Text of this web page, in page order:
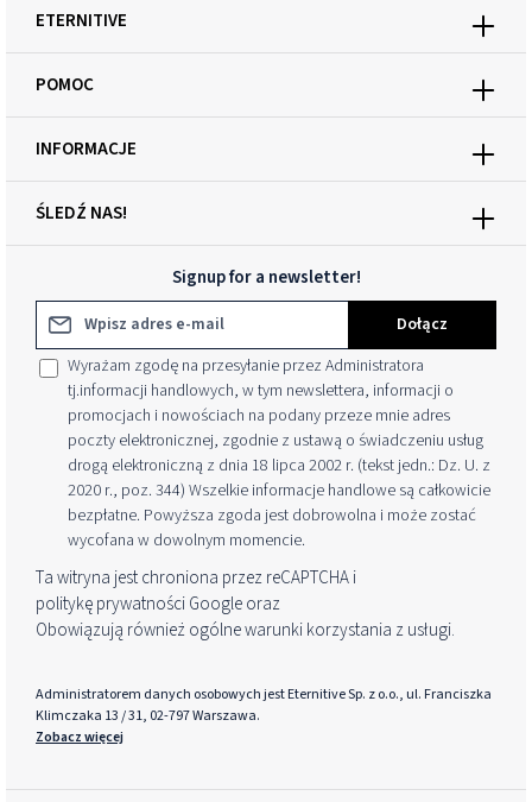
Signup for a newsletter!
Adres e-mail*
Dołącz
Wyrażam zgodę na przesyłanie przez Administratora
tj.informacji handlowych, w tym newslettera, informacji o
promocjach i nowościach na podany przeze mnie adres
poczty elektronicznej, zgodnie z ustawą o świadczeniu usług
drogą elektroniczną z dnia 18 lipca 2002 r. (tekst jedn.: Dz. U. z
2020 r., poz. 344) Wszelkie informacje handlowe są całkowicie
bezpłatne. Powyższa zgoda jest dobrowolna i może zostać
wycofana w dowolnym momencie.
Ta witryna jest chroniona przez reCAPTCHA i
politykę prywatnościGoogle oraz
Obowiązują również ogólne warunki korzystania z usługi.
Administratorem danych osobowych jest Eternitive Sp. z o.o., ul. Franciszka
Klimczaka 13 / 31, 02-797 Warszawa.
Zobacz więcej
ŚLEDŹ NAS!
ETERNITIVE
POMOC
INFORMACJE